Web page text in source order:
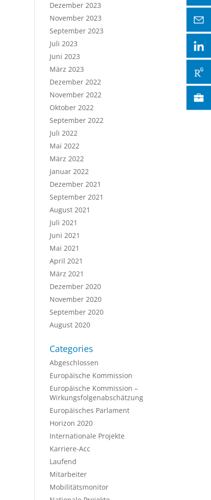
Dezember 2023
November 2023
September 2023
Juli 2023
Juni 2023
März 2023
Dezember 2022
November 2022
Oktober 2022
September 2022
Juli 2022
Mai 2022
März 2022
Januar 2022
Dezember 2021
September 2021
August 2021
Juli 2021
Juni 2021
Mai 2021
April 2021
März 2021
Dezember 2020
November 2020
September 2020
August 2020
Categories
Abgeschlossen
Europäische Kommission
Europäische Kommission –
Wirkungsfolgenabschätzung
Europäisches Parlament
Horizon 2020
Internationale Projekte
Karriere-Acc
Laufend
Mitarbeiter
Mobilitätsmonitor